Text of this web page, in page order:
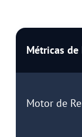
Métricas de
Motor de